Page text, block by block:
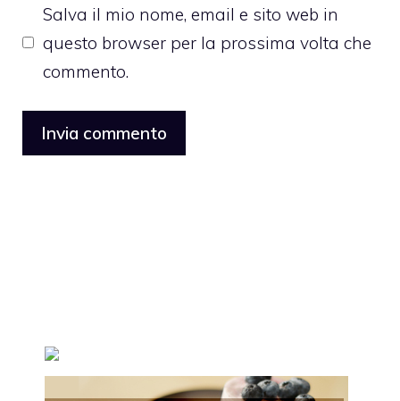
Salva il mio nome, email e sito web in
questo browser per la prossima volta che
commento.